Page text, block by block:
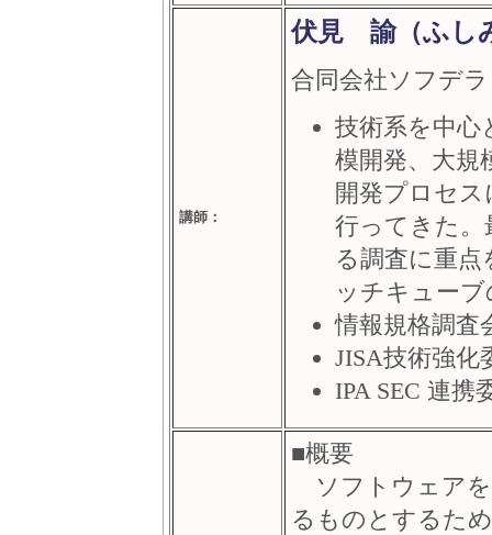
講師：
伏見 諭（ふし
合同会社ソフデ
技術系を中心
模開発、大規
開発プロセ
行ってきた
る調査に重
ッチキュー
情報規格調査
JISA技術強化
IPA SEC 連携
■概要
ソフトウェアを
るものとするた